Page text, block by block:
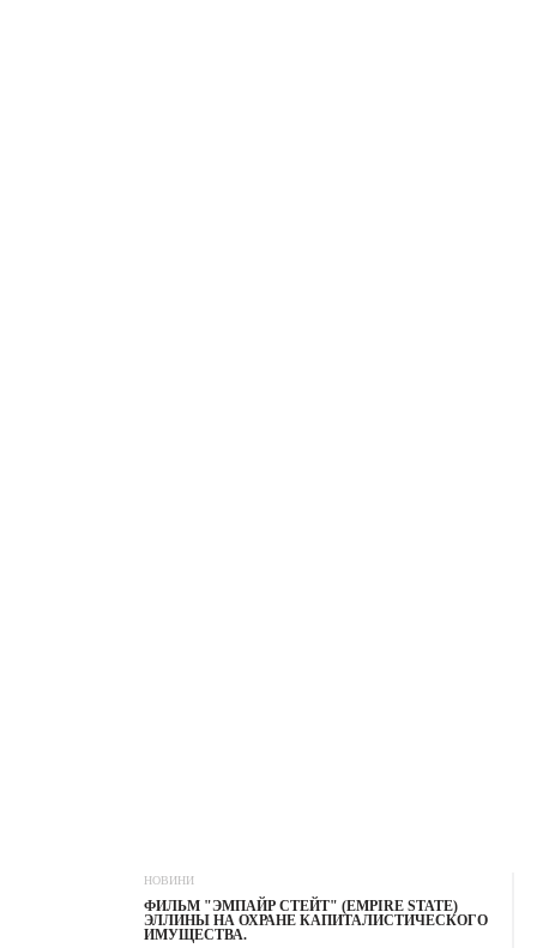
НОВИНИ
ФИЛЬМ "ЭМПАЙР СТЕЙТ" (EMPIRE STATE)
ЭЛЛИНЫ НА ОХРАНЕ КАПИТАЛИСТИЧЕСКОГО
ИМУЩЕСТВА.